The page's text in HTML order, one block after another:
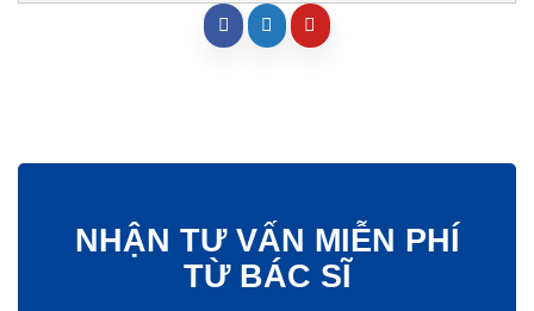
NHẬN TƯ VẤN MIỄN PHÍ
TỪ BÁC SĨ